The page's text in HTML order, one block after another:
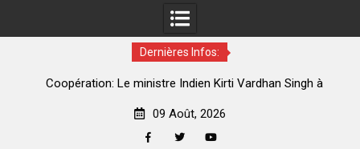
Dernières Infos:
Coopération: Le ministre Indien Kirti Vardhan Singh à
09 Août, 2026